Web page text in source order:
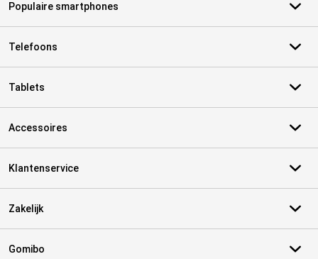
Populaire smartphones
Telefoons
Tablets
Accessoires
Klantenservice
Zakelijk
Gomibo